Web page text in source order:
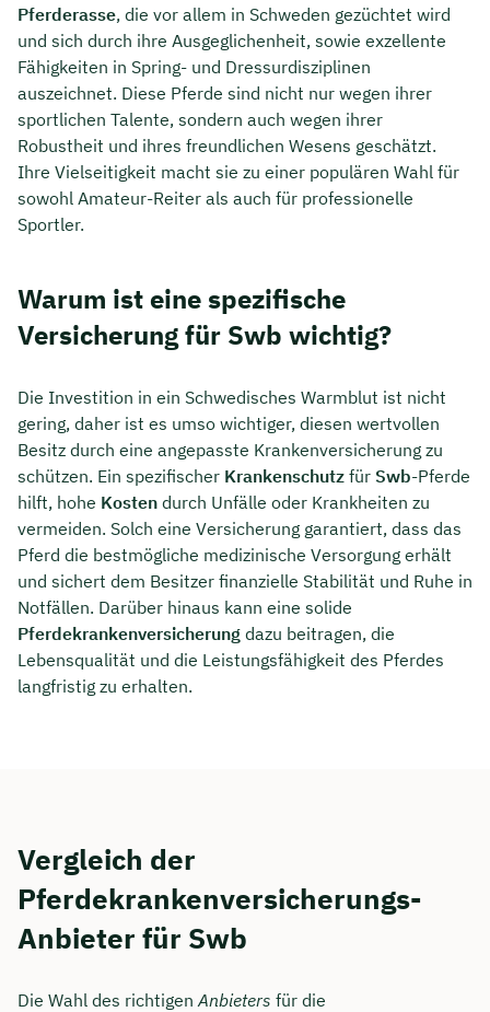
Pferderasse, die vor allem in Schweden gezüchtet wird
und sich durch ihre Ausgeglichenheit, sowie exzellente
Fähigkeiten in Spring- und Dressurdisziplinen
auszeichnet. Diese Pferde sind nicht nur wegen ihrer
sportlichen Talente, sondern auch wegen ihrer
Robustheit und ihres freundlichen Wesens geschätzt.
Ihre Vielseitigkeit macht sie zu einer populären Wahl für
sowohl Amateur-Reiter als auch für professionelle
Sportler.
Warum ist eine spezifische
Versicherung für Swb wichtig?
Die Investition in ein Schwedisches Warmblut ist nicht
gering, daher ist es umso wichtiger, diesen wertvollen
Besitz durch eine angepasste Krankenversicherung zu
schützen. Ein spezifischer Krankenschutz für Swb-Pferde
hilft, hohe Kosten durch Unfälle oder Krankheiten zu
vermeiden. Solch eine Versicherung garantiert, dass das
Pferd die bestmögliche medizinische Versorgung erhält
und sichert dem Besitzer finanzielle Stabilität und Ruhe in
Notfällen. Darüber hinaus kann eine solide
Pferdekrankenversicherung dazu beitragen, die
Lebensqualität und die Leistungsfähigkeit des Pferdes
langfristig zu erhalten.
Vergleich der
Pferdekrankenversicherungs-
Anbieter für Swb
Die Wahl des richtigen Anbieters für die